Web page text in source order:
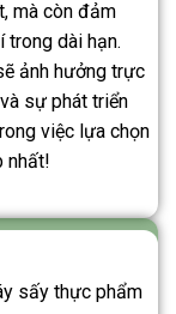
mà còn đảm
trong dài hạn.
ảnh hưởng trực
sự phát triển
việc lựa chọn
nhất!
sấy thực phẩm